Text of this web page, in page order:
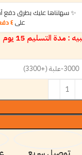
✨ سهلناها عليك بطرق
على٤ دفعات
: مدة التسليم 15 يوم